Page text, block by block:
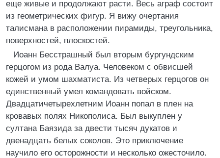
еще живые и продолжают расти. Весь аграф состоит
из геометрических фигур. Я вижу очертания
талисмана в расположении пирамиды, треугольника,
поверхностей, плоскостей.
Иоанн Бесстрашный был вторым бургундским
герцогом из рода Валуа. Человеком с обвисшей
кожей и умом шахматиста. Из четверых герцогов он
единственный умел командовать войском.
Двадцатичетырехлетним Иоанн попал в плен на
кровавых полях Никополиса. Был выкуплен у
султана Баязида за двести тысяч дукатов и
двенадцать белых соколов. Это приключение
научило его осторожности и несколько ожесточило.